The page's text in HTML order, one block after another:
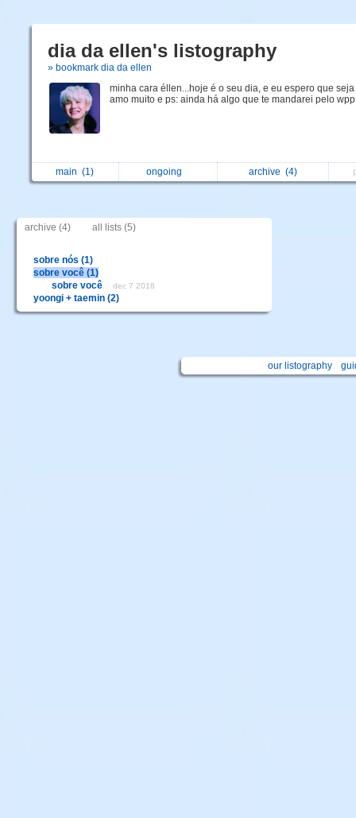
dia da ellen's listography
» bookmark dia da ellen
minha cara éllen...hoje é o seu dia, e eu espero que seja
amo muito e ps: ainda há algo que te mandarei pelo
main(1) ongoing archive (4)
archive (4) all lists (5)
sobre nós (1)
sobre você (1)
sobre você
dec 7 2018
yoongi + taemin (2)
our listography